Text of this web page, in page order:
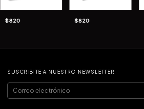
$820 $820
SUSCRIBITE A NUESTRO NEWSLETTER